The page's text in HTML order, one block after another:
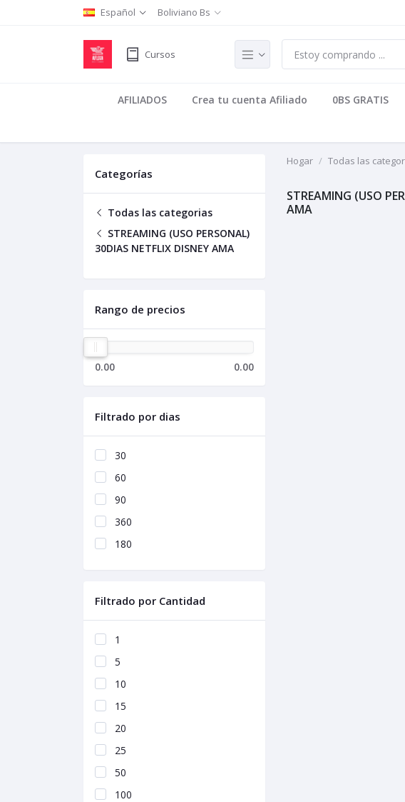
Español Boliviano Bs
Cursos
AFILIADOS Crea tu cuenta Afiliado 0BS GRATIS
Categorías
Todas las categorias
STREAMING (USO PERSONAL)
30DIAS NETFLIX DISNEY AMA
Rango de precios
0.00 0.00
Filtrado por dias
30
60
90
360
180
Filtrado por Cantidad
1
5
10
15
20
25
50
100
Hogar Todas las
STREAMING (USO
AMA